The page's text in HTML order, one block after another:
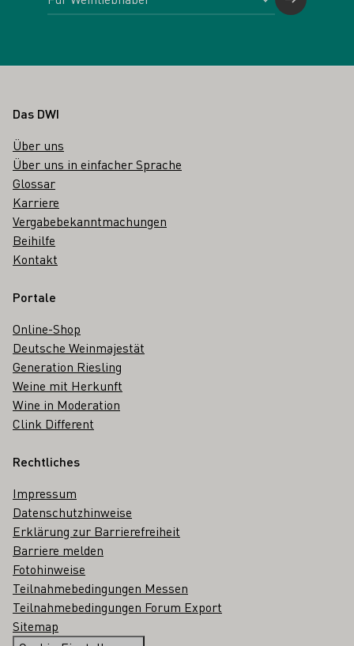
Fußbereich
Das DWI
Über uns
Über uns in einfacher Sprache
Glossar
Karriere
Vergabebekanntmachungen
Beihilfe
Kontakt
Portale
Online-Shop
Deutsche Weinmajestät
Generation Riesling
Weine mit Herkunft
Wine in Moderation
Clink Different
Rechtliches
Impressum
Datenschutzhinweise
Erklärung zur Barrierefreiheit
Barriere melden
Fotohinweise
Teilnahmebedingungen Messen
Teilnahmebedingungen Forum Export
Sitemap